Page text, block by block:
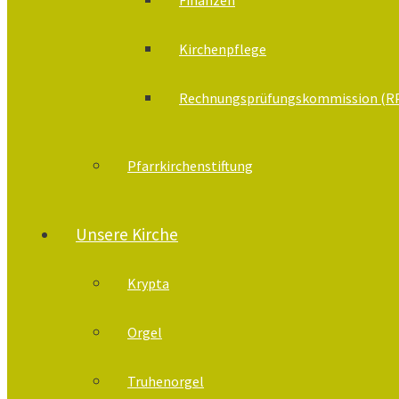
Kirchenpflege
Rechnungsprüfungskommission
Pfarrkirchenstiftung
Unsere Kirche
Krypta
Orgel
Truhenorgel